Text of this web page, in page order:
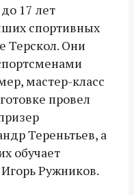
17 лет
спортивных
Терскол. Они
мастер-класс
провел
Тереньтьев, а
обучает
Ружников.